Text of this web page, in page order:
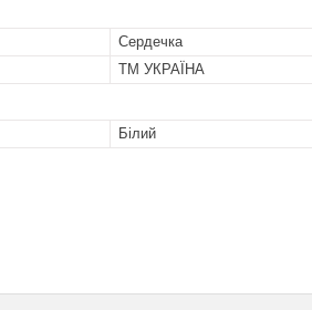
Сердечка
ТМ УКРАЇНА
Білий